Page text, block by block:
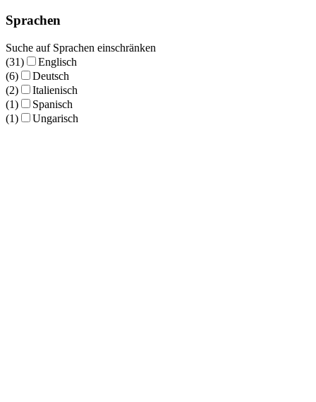
Sprachen
Suche auf Sprachen einschränken
(31)
Englisch
(6)
Deutsch
(2)
Italienisch
(1)
Spanisch
(1)
Ungarisch